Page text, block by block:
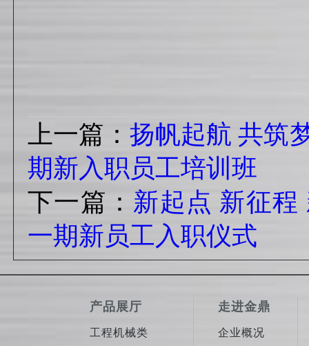
上一篇：扬帆起航 共筑
期新入职员工培训班
下一篇： 新起点 新征程
一期新员工入职仪式
产品展厅
工程机械类
走进金鼎
企业概况